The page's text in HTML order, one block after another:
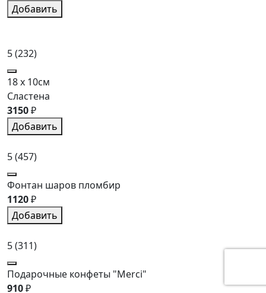
Добавить
5(232)
18 x 10см
Сластена
3150₽
Добавить
5(457)
Фонтан шаров пломбир
1120₽
Добавить
5(311)
Подарочные конфеты "Merci"
910₽